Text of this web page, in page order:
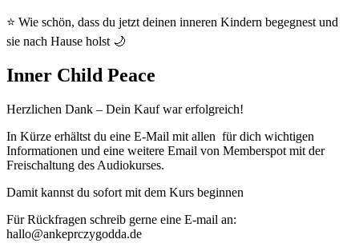
⭐ Wie schön, dass du jetzt deinen inneren Kindern begegnest und
sie nach Hause holst 🌙
Inner Child Peace
Herzlichen Dank – Dein Kauf war erfolgreich!
In Kürze erhältst du eine E-Mail mit allen für dich wichtigen
Informationen und eine weitere Email von Memberspot mit der
Freischaltung des Audiokurses.
Damit kannst du sofort mit dem Kurs beginnen
Für Rückfragen schreib gerne eine E-mail an:
hallo@ankeprczygodda.de